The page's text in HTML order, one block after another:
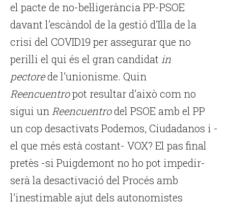
el pacte de no-bel·ligerància PP-PSOE
davant l’escàndol de la gestió d’Illa de la
crisi del COVID19 per assegurar que no
perilli el qui és el gran candidat in
pectorede l’unionisme. Quin
Reencuentropot resultar d’això com no
sigui unReencuentrodel PSOE amb el PP
un cop desactivats Podemos, Ciudadanos i -
el que més està costant- VOX? El pas final
pretès -si Puigdemont no ho pot impedir-
serà la desactivació del Procés amb
l’inestimable ajut dels autonomistes